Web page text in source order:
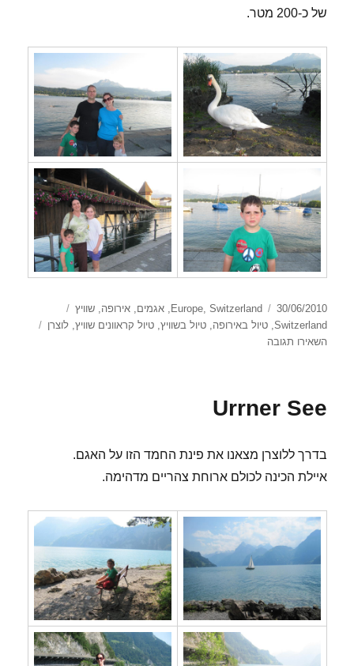
של כ-200 מטר.
פורסם
בתאריך
30/06/2010 קטגוריות Europe, Switzerland
,אגמים,אירופה,שוויץ
Switzerland
,טיול באירופה,טיול בשוויץ,טיול קראוונים שוויץ,לוצרן
השאירו תגובה
Urrner See
בדרך ללוצרן מצאנו את פינת החמד הזו על האגם.
איילת הכינה לכולם ארוחת צהריים מדהימה.